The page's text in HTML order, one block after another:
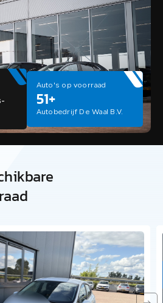
Auto's op voorraad
51+
Autobedrijf De Waal B.V.